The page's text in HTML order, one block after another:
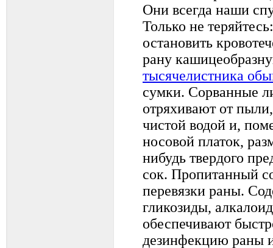
Они всегда наши
Только не
остановить
рану
тысячелистника
сумки. Сорванные
отряхивают от
чистой водой и,
носовой платок,
нибудь твердого
сок. Пропитанный
перевязки раны.
гликозиды,
обеспечивают
дезинфекцию раны